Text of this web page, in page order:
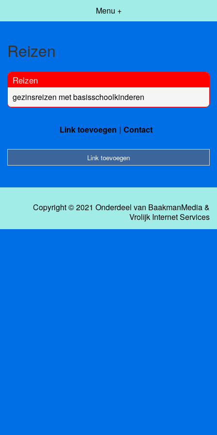
Menu +
Reizen
Reizen
gezinsreizen met basisschoolkinderen
Link toevoegen Contact
Link toevoegen
Copyright © 2021 Onderdeel van BaakmanMedia&
Vrolijk Internet Services